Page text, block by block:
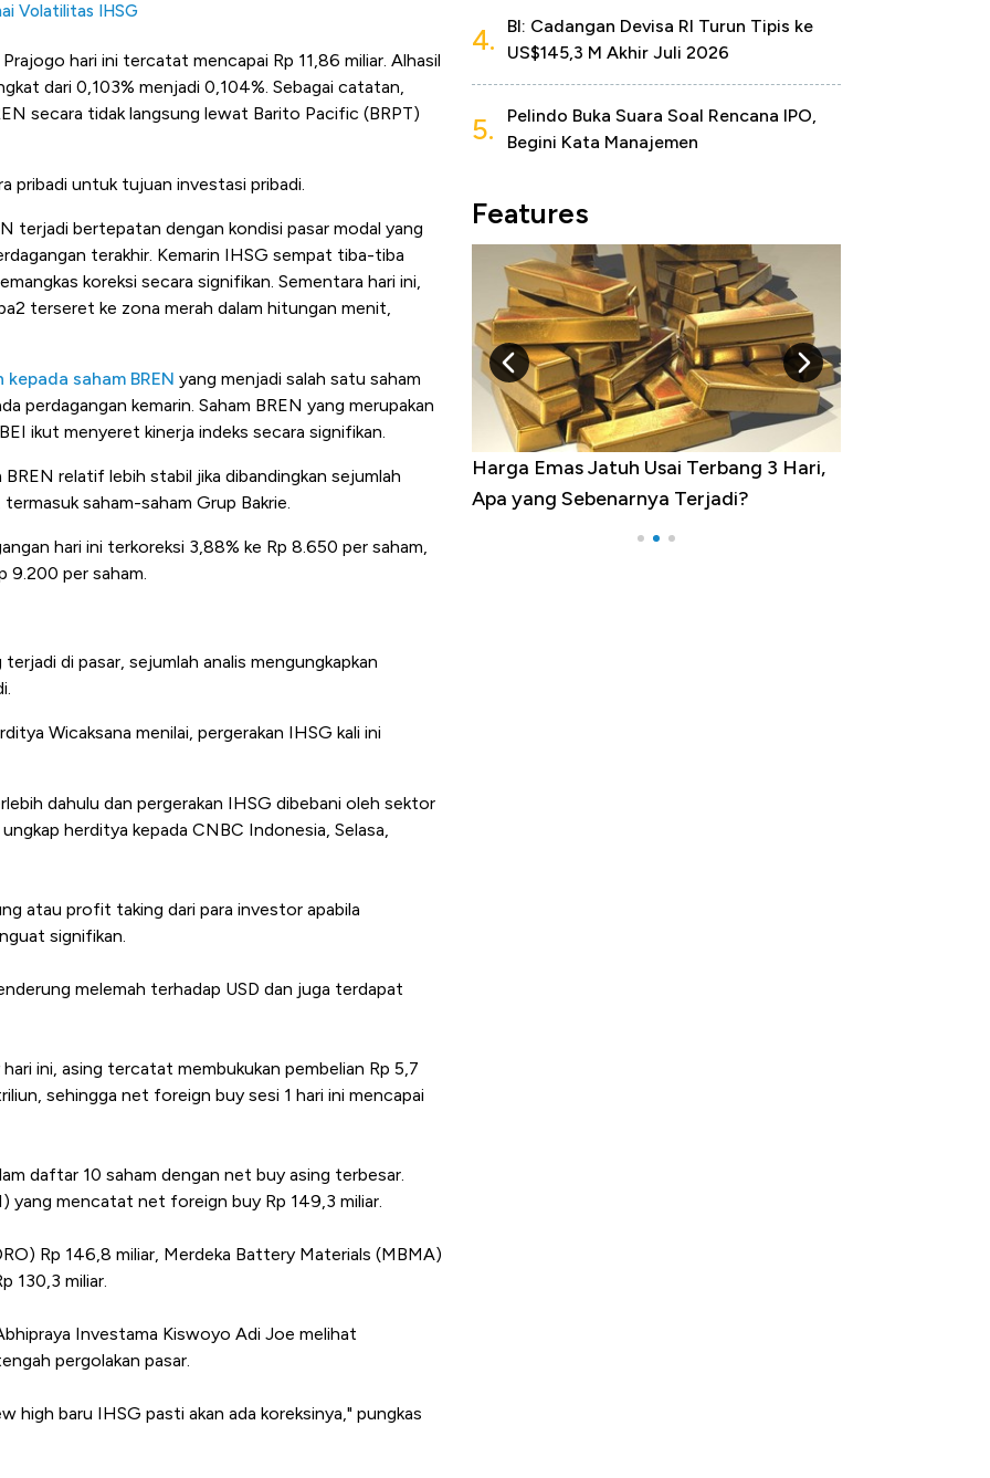
Volatilitas IHSG
hari ini tercatat mencapai Rp 11,86 miliar. Alhasil
dari 0,103% menjadi 0,104%. Sebagai catatan,
secara tidak langsung lewat Barito Pacific (BRPT)
pribadi untuk tujuan investasi pribadi.
terjadi bertepatan dengan kondisi pasar modal yang
terakhir. Kemarin IHSG sempat tiba-tiba
koreksi secara signifikan. Sementara hari ini,
terseret ke zona merah dalam hitungan menit,
saham BREN yang menjadi salah satu saham
perdagangan kemarin. Saham BREN yang merupakan
ikut menyeret kinerja indeks secara signifikan.
relatif lebih stabil jika dibandingkan sejumlah
saham-saham Grup Bakrie.
hari ini terkoreksi 3,88% ke Rp 8.650 per saham,
9.200 per saham.
di pasar, sejumlah analis mengungkapkan
Wicaksana menilai, pergerakan IHSG kali ini
dahulu dan pergerakan IHSG dibebani oleh sektor
herditya kepada CNBC Indonesia, Selasa,
atau profit taking dari para investor apabila
signifikan.
melemah terhadap USD dan juga terdapat
ini, asing tercatat membukukan pembelian Rp 5,7
sehingga net foreign buy sesi 1 hari ini mencapai
daftar 10 saham dengan net buy asing terbesar.
yang mencatat net foreign buy Rp 149,3 miliar.
Rp 146,8 miliar, Merdeka Battery Materials (MBMA)
130,3 miliar.
Investama Kiswoyo Adi Joe melihat
pergolakan pasar.
high baru IHSG pasti akan ada koreksinya," pungkas
4.
BI: Cadangan Devisa RI Turun Tipis ke
US$145,3 M Akhir Juli 2026
5.
Pelindo Buka Suara Soal Rencana IPO,
Begini Kata Manajemen
Features
Harga Batu Bara Bangkit, Ada Kabar
Baik Buat Pengusaha RI
Harga Emas Jatuh Usai Terbang 3 Hari,
Apa yang Sebenarnya Terjadi?